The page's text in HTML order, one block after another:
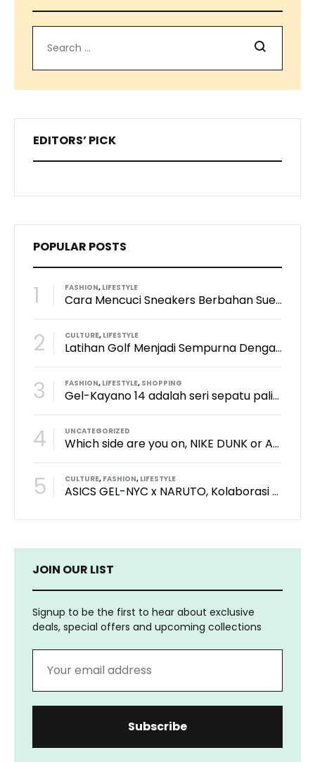
Search
EDITORS’ PICK
POPULAR POSTS
1 FASHION, LIFESTYLE
Cara Mencuci Sneakers Berbahan Suede: Aman Tanpa Merusak Tekstur
2 CULTURE, LIFESTYLE
Latihan Golf Menjadi Sempurna Dengan Kith x TaylorMade x Perfect Practice Putting Mat
3 FASHION, LIFESTYLE, SHOPPING
Gel-Kayano 14 adalah seri sepatu paling keren dari brand Asics?
4 UNCATEGORIZED
Which side are you on, NIKE DUNK or ADIDAS SAMBA?
5 CULTURE, FASHION, LIFESTYLE
ASICS GEL-NYC x NARUTO, Kolaborasi Yang Bikin Wibu Seneng!
JOIN OUR LIST
Signup to be the first to hear about exclusive
deals, special offers and upcoming collections